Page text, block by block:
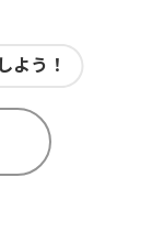
よう！